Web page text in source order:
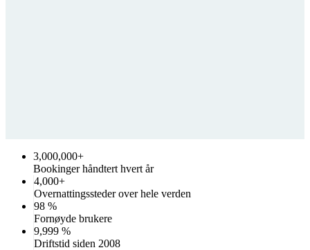
3,000,000+
Bookinger håndtert hvert år
4,000+
Overnattingssteder over hele verden
98 %
Fornøyde brukere
9,999 %
Driftstid siden 2008